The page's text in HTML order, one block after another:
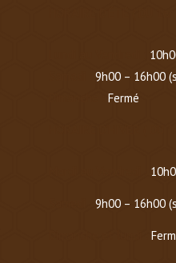
9h00 – 16h00
Fermé
9h00 – 16h00